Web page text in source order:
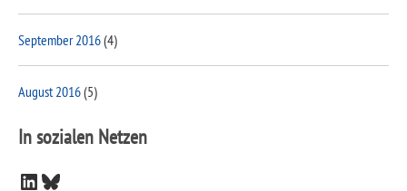
September 2016(4)
August 2016(5)
In sozialen Netzen
LinkedIn
Bluesky